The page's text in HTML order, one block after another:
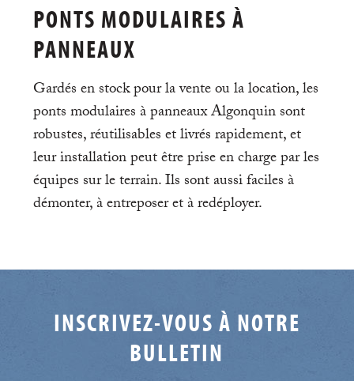
PONTS MODULAIRES À
PANNEAUX
Gardés en stock pour la vente ou la location, les
ponts modulaires à panneaux Algonquin sont
robustes, réutilisables et livrés rapidement, et
leur installation peut être prise en charge par les
équipes sur le terrain. Ils sont aussi faciles à
démonter, à entreposer et à redéployer.
INSCRIVEZ-VOUS À NOTRE
BULLETIN